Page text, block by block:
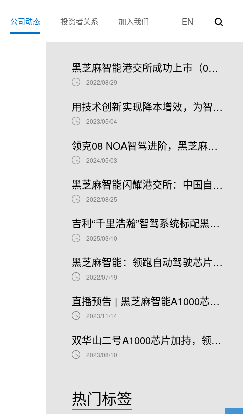
公司动态 投资者关系 加入我们 EN
热门新闻
黑芝麻智能港交所成功上市（02533.HK）：车规级SoC领军者加速全球布局
2022/08/29
用技术创新实现降本增效，为智能汽车产业发展贡献“芯”力量
2023/05/04
领克08 NOA智驾进阶，黑芝麻智能携手吉利推进NOA普及
2024/05/03
黑芝麻智能闪耀港交所：中国自动驾驶芯片龙头上市新篇章，股票代码02533.HK引领未来
2022/08/25
吉利“千里浩瀚”智驾系统标配黑芝麻智能华山A1000芯片，加速智驾平权时代到来
2025/03/10
黑芝麻智能：领跑自动驾驶芯片赛道，开启港股IPO新篇章
2022/07/19
直播预告 | 黑芝麻智能A1000芯片基础软件开发在线研讨会
2023/11/14
双华山二号A1000芯片加持，领克08正式开售！
2023/08/10
热门标签